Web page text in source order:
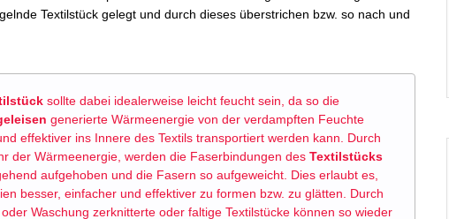
Textilstück gelegt und durch dieses überstrichen bzw. so nach und
sollte dabei idealerweise leicht feucht sein, da so die
generierte Wärmeenergie von der verdampften Feuchte
effektiver ins Innere des Textils transportiert werden kann. Durch
der Wärmeenergie, werden die Faserbindungen des Textilstücks
aufgehoben und die Fasern so aufgeweicht. Dies erlaubt es,
besser, einfacher und effektiver zu formen bzw. zu glätten. Durch
Waschung zerknitterte oder faltige Textilstücke können so wieder